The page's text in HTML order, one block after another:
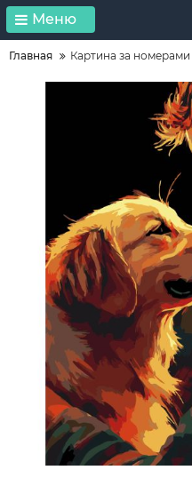
Меню
Главная Картина за номерами